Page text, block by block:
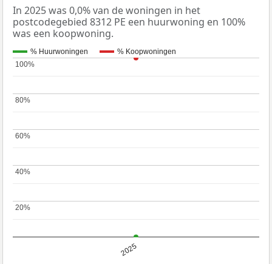
In 2025 was 0,0% van de woningen in het
postcodegebied 8312 PE een huurwoning en 100%
was een koopwoning.
% Huurwoningen % Koopwoningen
2025
20%
20%
40%
40%
60%
60%
80%
80%
100%
100%